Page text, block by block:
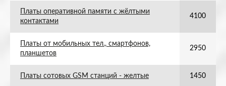
Платы оперативной памяти с жёлтыми
контактами
4100
Платы от мобильных тел., смартфонов,
планшетов
2950
Платы сотовых GSM станций - желтые 1450